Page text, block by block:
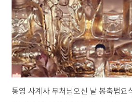
통영 사계사 부처님오신 날 봉축법요